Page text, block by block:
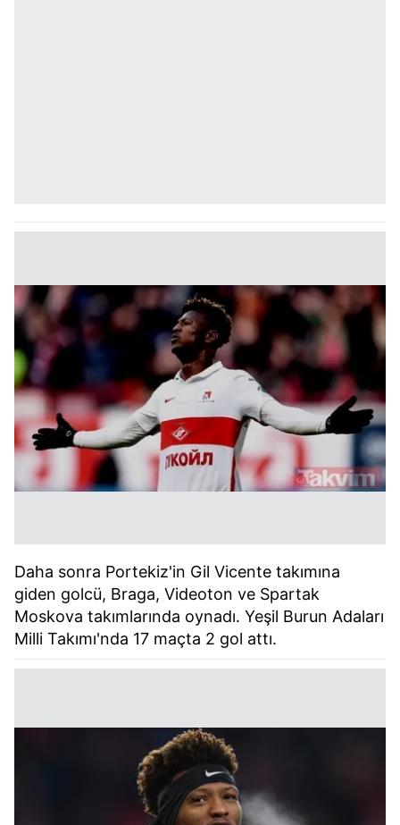
Daha sonra Portekiz'in Gil Vicente takımına
giden golcü, Braga, Videoton ve Spartak
Moskova takımlarında oynadı. Yeşil Burun Adaları
Milli Takımı'nda 17 maçta 2 gol attı.